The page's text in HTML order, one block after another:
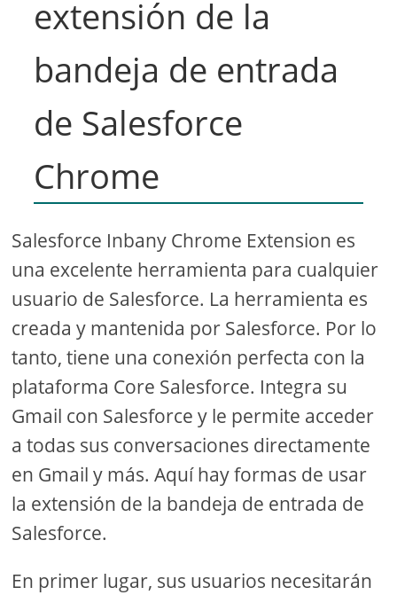
extensión de la
bandeja de entrada
de Salesforce
Chrome
Salesforce Inbany Chrome Extension es
una excelente herramienta para cualquier
usuario de Salesforce. La herramienta es
creada y mantenida por Salesforce. Por lo
tanto, tiene una conexión perfecta con la
plataforma Core Salesforce. Integra su
Gmail con Salesforce y le permite acceder
a todas sus conversaciones directamente
en Gmail y más. Aquí hay formas de usar
la extensión de la bandeja de entrada de
Salesforce.
En primer lugar, sus usuarios necesitarán